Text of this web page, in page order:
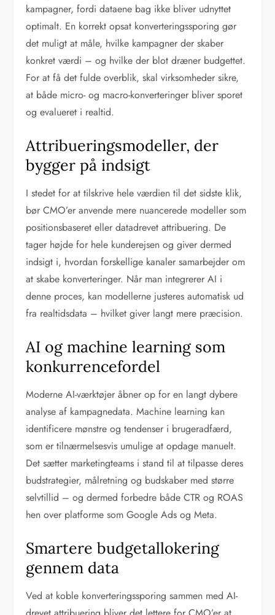
kampagner, fordi dataene bag ikke bliver udnyttet
optimalt. En korrekt opsat konverteringssporing gør
det muligt at måle, hvilke kampagner der skaber
konkret værdi – og hvilke der blot dræner budgettet.
For at få det fulde overblik, skal virksomheder sikre,
at både micro- og macro-konverteringer bliver sporet
og evalueret i realtid.
Attribueringsmodeller, der
bygger på indsigt
I stedet for at tilskrive hele værdien til det sidste klik,
bør CMO’er anvende mere nuancerede modeller som
positionsbaseret eller datadrevet attribuering. De
tager højde for hele kunderejsen og giver dermed
indsigt i, hvordan forskellige kanaler samarbejder om
at skabe konverteringer. Når man integrerer AI i
denne proces, kan modellerne justeres automatisk ud
fra realtidsdata – hvilket giver langt mere præcision.
AI og machine learning som
konkurrencefordel
Moderne AI-værktøjer åbner op for en langt dybere
analyse af kampagnedata. Machine learning kan
identificere mønstre og tendenser i brugeradfærd,
som er tilnærmelsesvis umulige at opdage manuelt.
Det sætter marketingteams i stand til at tilpasse deres
budstrategier, målretning og budskaber med større
selvtillid – og dermed forbedre både CTR og ROAS
hen over platforme som Google Ads og Meta.
Smartere budgetallokering
gennem data
Ved at koble konverteringssporing sammen med AI-